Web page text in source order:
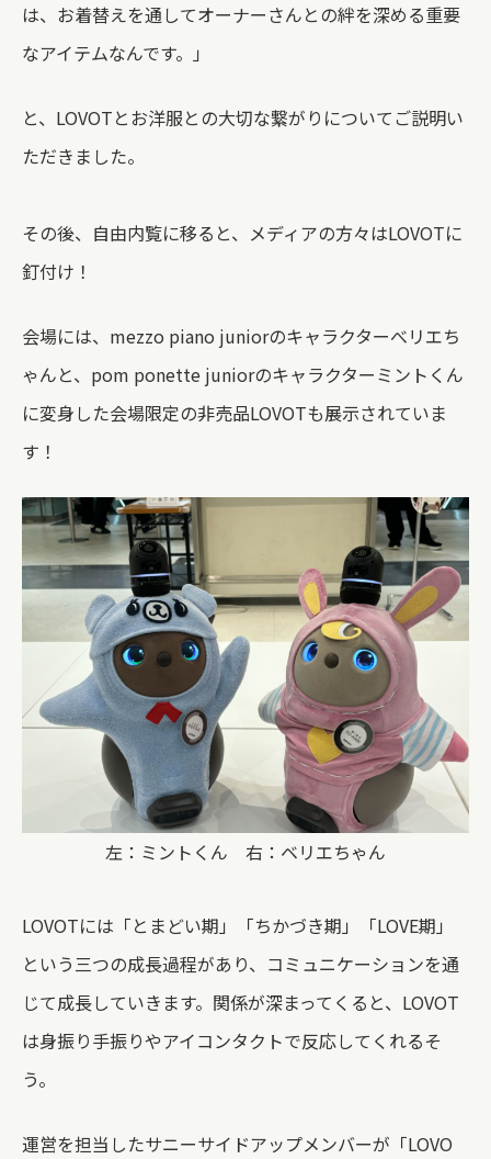
は、お着替えを通してオーナーさんとの絆を深める重要
なアイテムなんです。」
と、LOVOTとお洋服との大切な繋がりについてご説明い
ただきました。
その後、自由内覧に移ると、メディアの方々はLOVOTに
釘付け！
会場には、mezzo piano juniorのキャラクターべリエち
ゃんと、pom ponette juniorのキャラクターミントくん
に変身した会場限定の非売品LOVOTも展示されていま
す！
左：ミントくん 右：ベリエちゃん
LOVOTには「とまどい期」「ちかづき期」「LOVE期」
という三つの成長過程があり、コミュニケーションを通
じて成長していきます。関係が深まってくると、LOVOT
は身振り手振りやアイコンタクトで反応してくれるそ
う。
運営を担当したサニーサイドアップメンバーが「LOVO